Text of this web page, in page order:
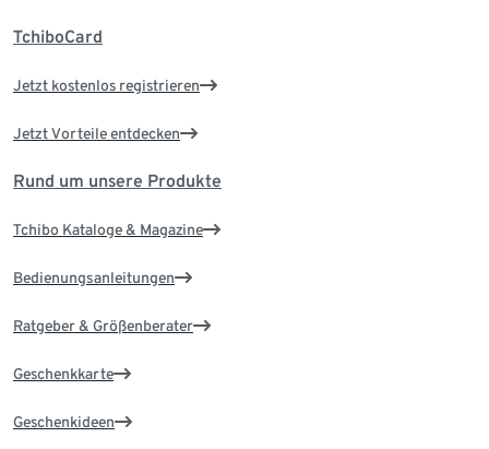
TchiboCard
Jetzt kostenlos registrieren
Jetzt Vorteile entdecken
Rund um unsere Produkte
Tchibo Kataloge & Magazine
Bedienungsanleitungen
Ratgeber & Größenberater
Geschenkkarte
Geschenkideen